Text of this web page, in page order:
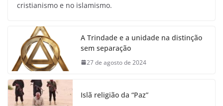
cristianismo e no islamismo.
A Trindade e a unidade na distinção
sem separação
27 de agosto de 2024
Islã religião da “Paz”